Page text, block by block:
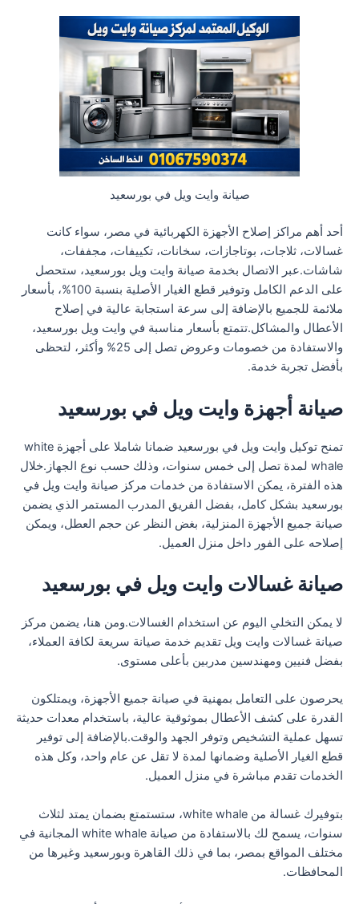
صيانة وايت ويل في بورسعيد
أحد أهم مراكز إصلاح الأجهزة الكهربائية في مصر، سواء كانت
غسالات، ثلاجات، بوتاجازات، سخانات، تكييفات، مجففات،
شاشات.عبر الاتصال بخدمة صيانة وايت ويل بورسعيد، ستحصل
على الدعم الكامل وتوفير قطع الغيار الأصلية بنسبة 100%، بأسعار
ملائمة للجميع بالإضافة إلى سرعة استجابة عالية في إصلاح
الأعطال والمشاكل.تتمتع بأسعار مناسبة في وايت ويل بورسعيد،
والاستفادة من خصومات وعروض تصل إلى 25% وأكثر، لتحظى
بأفضل تجربة خدمة.
صيانة أجهزة وايت ويل في بورسعيد
تمنح توكيل وايت ويل في بورسعيد ضمانا شاملا على أجهزة white
whale لمدة تصل إلى خمس سنوات، وذلك حسب نوع الجهاز.خلال
هذه الفترة، يمكن الاستفادة من خدمات مركز صيانة وايت ويل في
بورسعيد بشكل كامل، بفضل الفريق المدرب المستمر الذي يضمن
صيانة جميع الأجهزة المنزلية، بغض النظر عن حجم العطل، ويمكن
إصلاحه على الفور داخل منزل العميل.
صيانة غسالات وايت ويل في بورسعيد
لا يمكن التخلي اليوم عن استخدام الغسالات.ومن هنا، يضمن مركز
صيانة غسالات وايت ويل تقديم خدمة صيانة سريعة لكافة العملاء،
بفضل فنيين ومهندسين مدربين بأعلى مستوى.
يحرصون على التعامل بمهنية في صيانة جميع الأجهزة، ويمتلكون
القدرة على كشف الأعطال بموثوقية عالية، باستخدام معدات حديثة
تسهل عملية التشخيص وتوفر الجهد والوقت.بالإضافة إلى توفير
قطع الغيار الأصلية وضمانها لمدة لا تقل عن عام واحد، وكل هذه
الخدمات تقدم مباشرة في منزل العميل.
بتوفيرك غسالة من white whale، ستستمتع بضمان يمتد لثلاث
سنوات، يسمح لك بالاستفادة من صيانة white whale المجانية في
مختلف المواقع بمصر، بما في ذلك القاهرة وبورسعيد وغيرها من
المحافظات.